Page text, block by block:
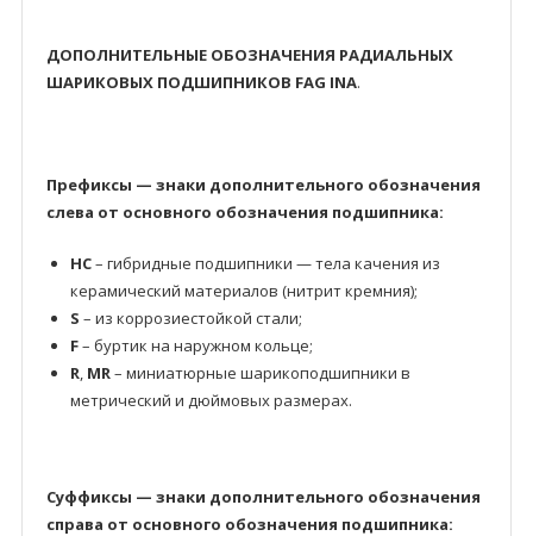
ДОПОЛНИТЕЛЬНЫЕ ОБОЗНАЧЕНИЯ РАДИАЛЬНЫХ
ШАРИКОВЫХ ПОДШИПНИКОВ FAG INA.
Префиксы — знаки дополнительного обозначения
слева от основного обозначения подшипника:
HC– гибридные подшипники — тела качения из
керамический материалов (нитрит кремния);
S – из коррозиестойкой стали;
F– буртик на наружном кольце;
R, MR– миниатюрные шарикоподшипники в
метрический и дюймовых размерах.
Суффиксы — знаки дополнительного обозначения
справа от основного обозначения подшипника: